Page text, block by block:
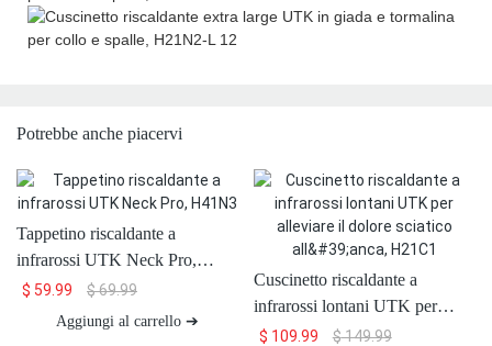
Potrebbe anche piacervi
Tappetino riscaldante a
infrarossi UTK Neck Pro,
H41N3
$ 59.99 $69.99
Aggiungi al carrello ➔
Cuscinetto riscaldante a
infrarossi lontani UTK per
alleviare il dolore sciatico
$ 109.99 $149.99